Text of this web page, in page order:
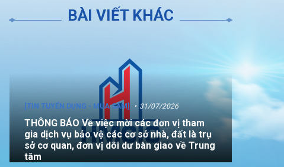
BÀI VIẾT KHÁC
[TIN TUYỂN DỤNG - MUA SẮM] 31/07/2026
THÔNG BÁO Về việc mời các đơn vị tham
gia dịch vụ bảo vệ các cơ sở nhà, đất là trụ
sở cơ quan, đơn vị dôi dư bàn giao về Trung
tâm